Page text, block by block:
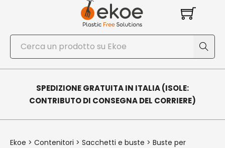
Cerca
SPEDIZIONE GRATUITA IN ITALIA (ISOLE:
CONTRIBUTO DI CONSEGNA DEL CORRIERE)
Ekoe > Contenitori > Sacchetti e buste > Buste per